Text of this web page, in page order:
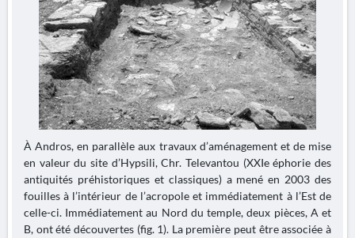
À Andros, en parallèle aux travaux d’aménagement et de mise
en valeur du site d’Hypsili, Chr. Televantou (XXIe éphorie des
antiquités préhistoriques et classiques) a mené en 2003 des
fouilles à l’intérieur de l’acropole et immédiatement à l’Est de
celle-ci. Immédiatement au Nord du temple, deux pièces, A et
B, ont été découvertes (fig. 1). La première peut être associée à